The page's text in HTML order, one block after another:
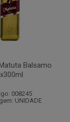
Balsamo
008245
UNIDADE